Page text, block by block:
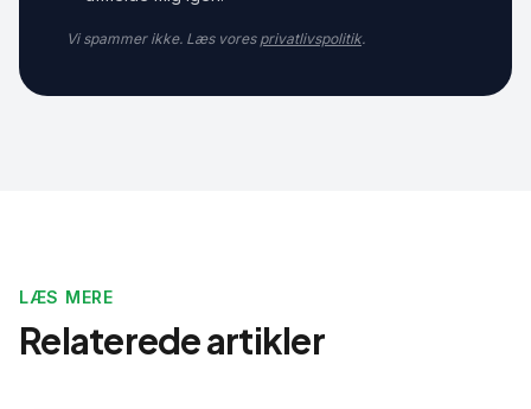
Vi spammer ikke. Læs vores privatlivspolitik.
LÆS MERE
Relaterede artikler